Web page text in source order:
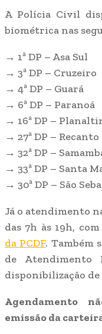
A Polícia Civil
biométrica nas
→ 1ª DP – Asa Sul
→ 3ª DP – Cruzeiro
→ 4ª DP – Guará
→ 6ª DP – Paranoá
→ 16ª DP –
→ 27ª DP – Recanto
→ 32ª DP –
→ 33ª DP – Santa
→ 30ª DP – São
Já o atendimento
das 7h às 19h,
da PCDF. Também
de Atendimento
disponibilização
Agendamento
emissão da